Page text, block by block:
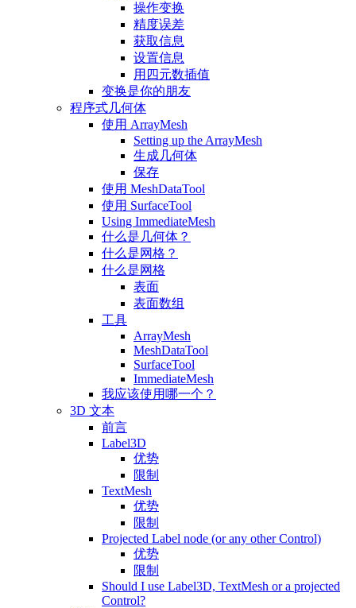
操作变换
精度误差
获取信息
设置信息
用四元数插值
变换是你的朋友
程序式几何体
使用 ArrayMesh
Setting up the ArrayMesh
生成几何体
保存
使用 MeshDataTool
使用 SurfaceTool
Using ImmediateMesh
什么是几何体？
什么是网格？
什么是网格
表面
表面数组
工具
ArrayMesh
MeshDataTool
SurfaceTool
ImmediateMesh
我应该使用哪一个？
3D 文本
前言
Label3D
优势
限制
TextMesh
优势
限制
Projected Label node (or any other Control)
优势
限制
Should I use Label3D, TextMesh or a projected
Control?